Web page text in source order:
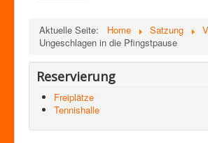
Aktuelle Seite: Home Satzung
Ungeschlagen in die Pfingstpause
Reservierung
Freiplätze
Tennishalle